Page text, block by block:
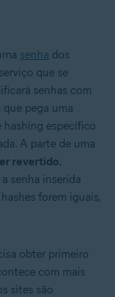
senha dos
que se
senhas com
que pega uma
hashing específico
A parte de uma
revertido.
senha inserida
forem iguais,
obter primeiro
com mais
sites são